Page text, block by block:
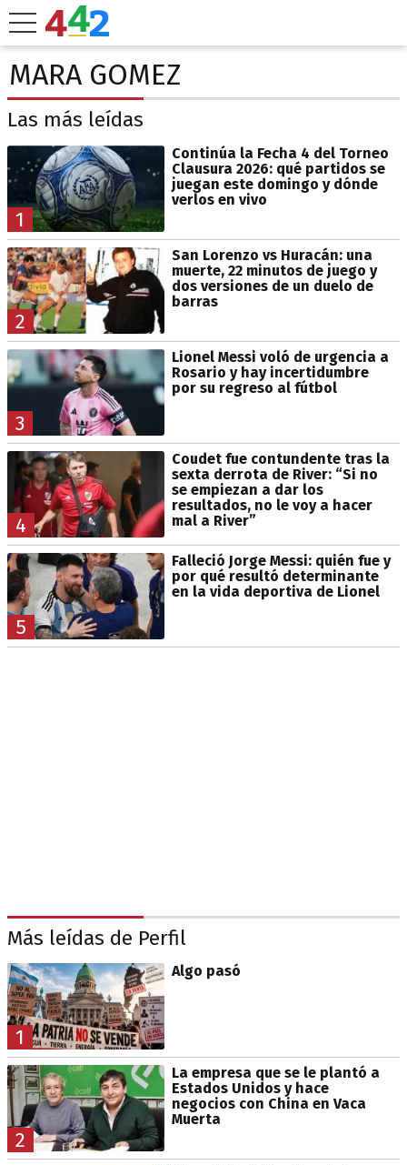
MARA GOMEZ
Las más leídas
1
Continúa la Fecha 4 del Torneo
Clausura 2026: qué partidos se
juegan este domingo y dónde
verlos en vivo
2
San Lorenzo vs Huracán: una
muerte, 22 minutos de juego y
dos versiones de un duelo de
barras
3
Lionel Messi voló de urgencia a
Rosario y hay incertidumbre
por su regreso al fútbol
4
Coudet fue contundente tras la
sexta derrota de River: “Si no
se empiezan a dar los
resultados, no le voy a hacer
mal a River”
5
Falleció Jorge Messi: quién fue y
por qué resultó determinante
en la vida deportiva de Lionel
Más leídas de Perfil
1
Algo pasó
2
La empresa que se le plantó a
Estados Unidos y hace
negocios con China en Vaca
Muerta